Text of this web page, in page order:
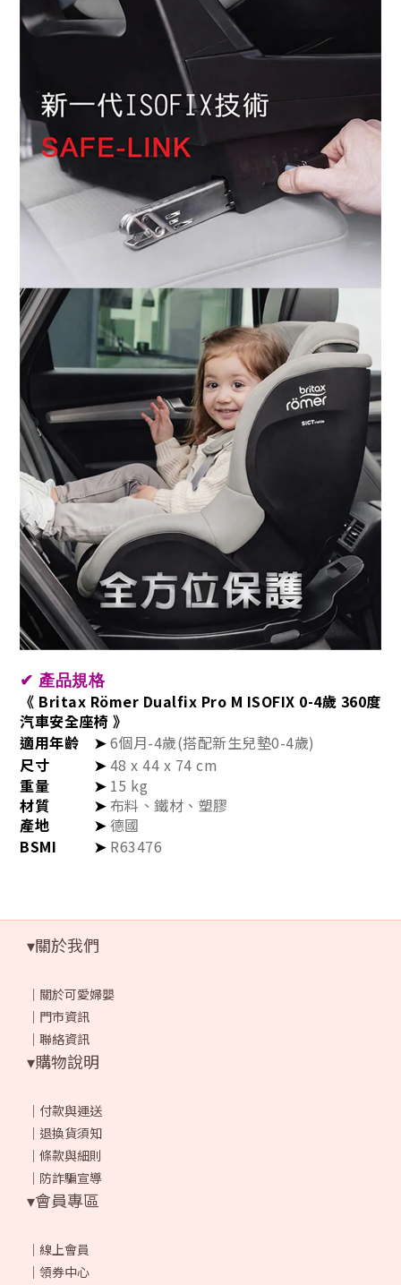
✔ 產品規格
《 Britax Römer Dualfix Pro M ISOFIX 0-4歲 360度
汽車安全座椅 》
適用年齡 ➤6個月-4歲(搭配新生兒墊0-4歲)
尺寸
➤48 x 44 x 74 cm
重量 ➤ 15 kg
材質 ➤布料、鐵材、塑膠
產地 ➤ 德國
BSMI
➤ R63476
▾關於我們
｜ 關於可愛婦嬰
｜ 門市資訊
｜ 聯絡資訊
▾購物說明
｜ 付款與運送
｜ 退換貨須知
｜ 條款與細則
｜ 防詐騙宣導
▾會員專區
｜ 線上會員
｜ 領券中心